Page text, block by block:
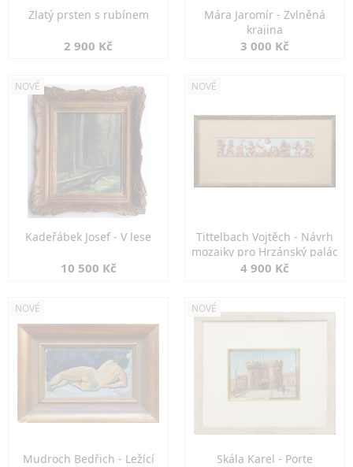
Zlatý prsten s rubínem
2 900 Kč
Mára Jaromír - Zvlněná
krajina
3 000 Kč
NOVÉ
Kadeřábek Josef - V lese
10 500 Kč
NOVÉ
Tittelbach Vojtěch - Návrh
mozaiky pro Hrzánský palác
4 900 Kč
NOVÉ
Mudroch Bedřich - Ležící
NOVÉ
Skála Karel - Porte